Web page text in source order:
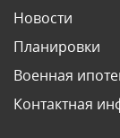
Новости
Планировки
Военная
Контактная